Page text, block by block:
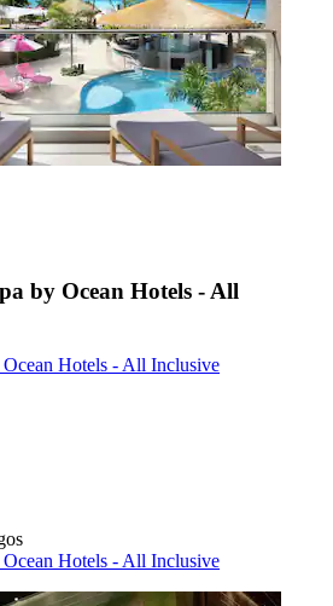
by Ocean Hotels - All
Hotels - All Inclusive
Hotels - All Inclusive